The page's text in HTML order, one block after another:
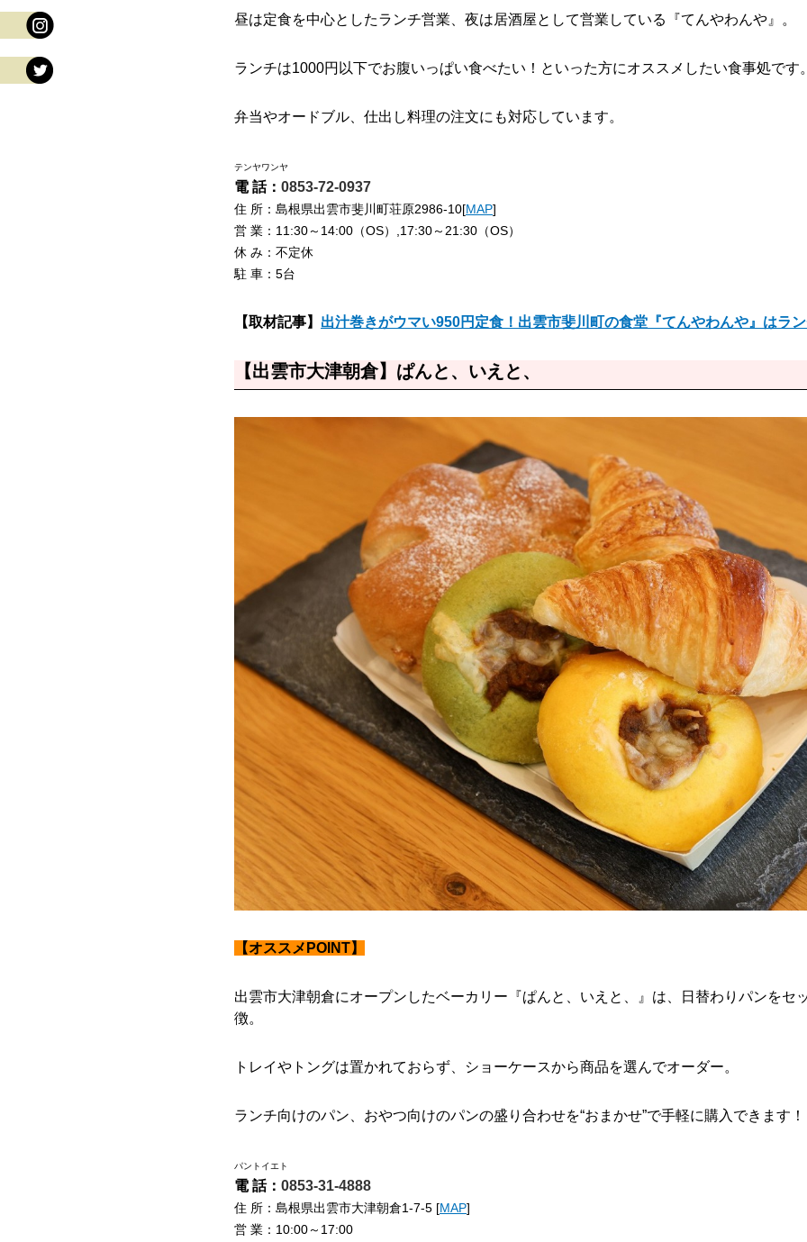
昼は定食を中心としたランチ営業、夜は居酒屋として営業している『てんやわんや』。
ランチは1000円以下でお腹いっぱい食べたい！といった方にオススメしたい食事処です
弁当やオードブル、仕出し料理の注文にも対応しています。
テンヤワンヤ
電 話： 0853-72-0937
住 所：島根県出雲市斐川町荘原2986-10[MAP]
営 業：11:30～14:00（OS）,17:30～21:30（OS）
休 み：不定休
駐 車：5台
【取材記事】 出汁巻きがウマい950円定食！出雲市斐川町の食堂『てんやわんや』はラ
【出雲市大津朝倉】ぱんと、いえと、
【オススメPOINT】
出雲市大津朝倉にオープンしたベーカリー『ぱんと、いえと、』は、日替わりパンをセ
徴。
トレイやトングは置かれておらず、ショーケースから商品を選んでオーダー。
ランチ向けのパン、おやつ向けのパンの盛り合わせを“おまかせ”で手軽に購入できます！
パントイエト
電 話： 0853-31-4888
住 所：島根県出雲市大津朝倉1-7-5 [MAP]
営 業：10:00～17:00